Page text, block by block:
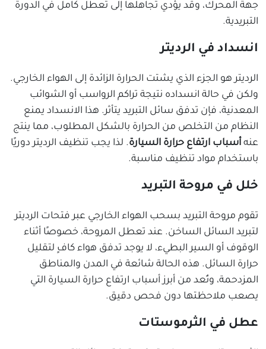
جهة المحرك، وقد يؤدي تجاهلها إلى تعطل كامل في الدورة
التبريدية.
انسداد في الرديتر
الرديتر هو الجزء الذي يشتت الحرارة الزائدة إلى الهواء الخارجي.
ولكن في حالة انسداده نتيجة تراكم الرواسب أو الشوائب
المعدنية، فإن تدفق سائل التبريد يتأثر. هذا الانسداد يمنع
النظام من التخلص من الحرارة بالشكل المطلوب، مما ينتج
عنهأسباب ارتفاع حرارة السيارة. لذا يجب تنظيف الرديتر دوريًا
باستخدام مواد تنظيف مناسبة.
خلل في مروحة التبريد
تقوم مروحة التبريد بسحب الهواء الخارجي عبر فتحات الرديتر
لتبريد السائل الساخن. عند تعطل المروحة، خصوصًا أثناء
الوقوف أو السير البطيء، لا يوجد تدفق هواء كافٍ لتقليل
حرارة السائل. هذه الحالة شائعة في المدن والمناطق
المزدحمة، وتُعد من أبرز أسباب ارتفاع حرارة السيارة التي
يصعب ملاحظتها دون فحص دقيق.
عطل في الثرموستات